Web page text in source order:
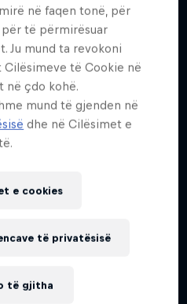
në faqen tonë, për
të përmirësuar
Ju mund ta revokoni
të Cookie në
në çdo kohë.
mund të gjenden në
dhe në Cilësimet e
e cookies
të gjitha
të privatësisë